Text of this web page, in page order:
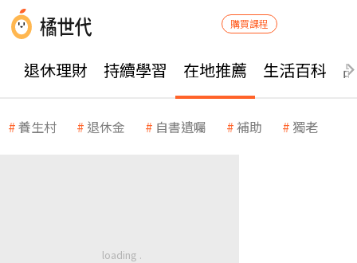
購買課程
退休理財 持續學習 在地推薦 生活百科
養生村 退休金 自書遺囑 補助 獨老